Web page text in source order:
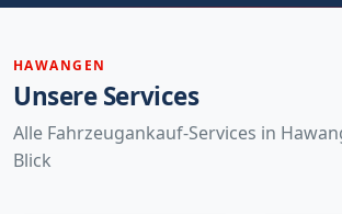
HAWANGEN
Unsere Services
Alle Fahrzeugankauf-Services in
Blick